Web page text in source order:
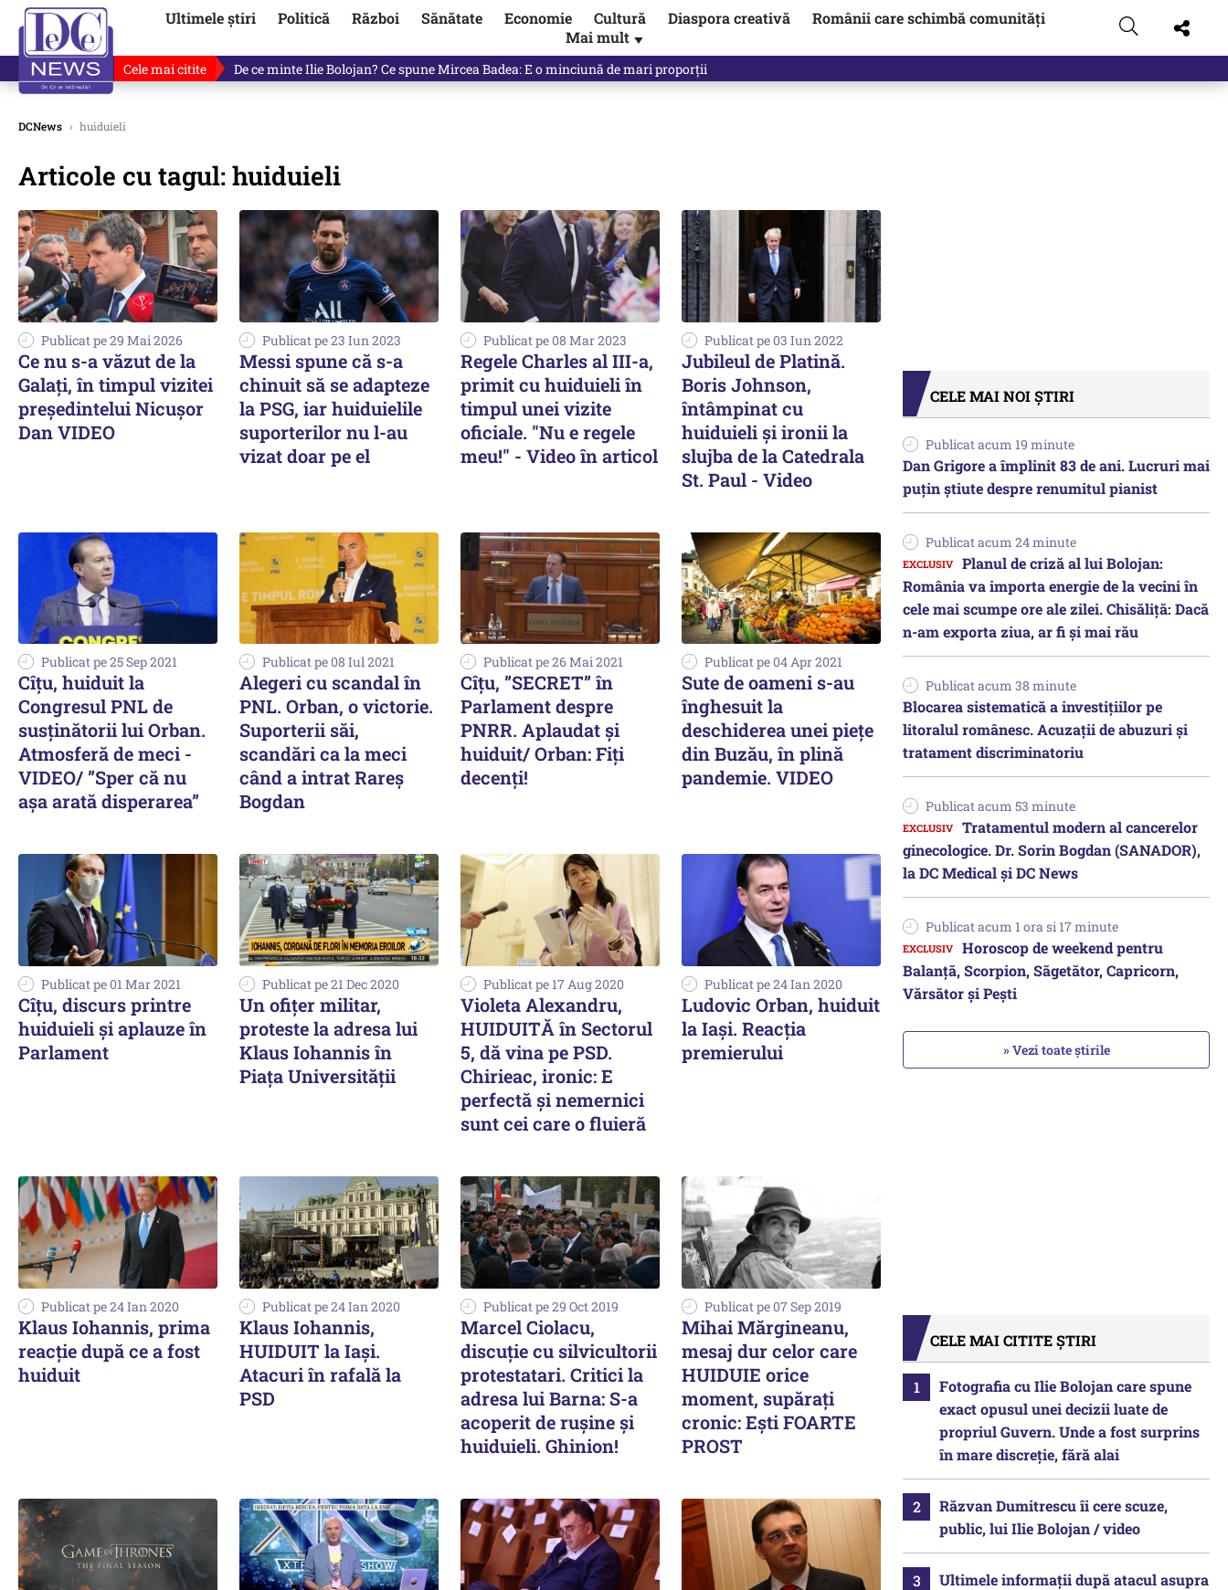
Ultimele știri Politică Război Sănătate Economie Cultură Diaspora creativă
Românii care schimbă comunități
Mai mult ▼
Cele mai citite De ce minte Ilie Bolojan? Ce spune Mircea Badea: E o minciună de mari proporții
DCNews › huiduieli
Articole cu tagul: huiduieli
Publicat pe 29 Mai 2026
Ce nu s-a văzut de la
Galați, în timpul vizitei
președintelui Nicușor
Dan VIDEO
Publicat pe 23 Iun 2023
Messi spune că s-a
chinuit să se adapteze
la PSG, iar huiduielile
suporterilor nu l-au
vizat doar pe el
Publicat pe 08 Mar 2023
Regele Charles al III-a,
primit cu huiduieli în
timpul unei vizite
oficiale. "Nu e regele
meu!" - Video în articol
Publicat pe 03 Iun 2022
Jubileul de Platină.
Boris Johnson,
întâmpinat cu
huiduieli și ironii la
slujba de la Catedrala
St. Paul - Video
Publicat pe 25 Sep 2021
Cîțu, huiduit la
Congresul PNL de
susținătorii lui Orban.
Atmosferă de meci -
VIDEO/ ”Sper că nu
așa arată disperarea”
Publicat pe 08 Iul 2021
Alegeri cu scandal în
PNL. Orban, o victorie.
Suporterii săi,
scandări ca la meci
când a intrat Rareș
Bogdan
Publicat pe 26 Mai 2021
Cîțu, ”SECRET” în
Parlament despre
PNRR. Aplaudat și
huiduit/ Orban: Fiți
decenți!
Publicat pe 04 Apr 2021
Sute de oameni s-au
înghesuit la
deschiderea unei piețe
din Buzău, în plină
pandemie. VIDEO
Publicat pe 01 Mar 2021
Cîțu, discurs printre
huiduieli și aplauze în
Parlament
Publicat pe 21 Dec 2020
Un ofiţer militar,
proteste la adresa lui
Klaus Iohannis în
Piaţa Universităţii
Publicat pe 17 Aug 2020
Violeta Alexandru,
HUIDUITĂ în Sectorul
5, dă vina pe PSD.
Chirieac, ironic: E
perfectă și nemernici
sunt cei care o fluieră
Publicat pe 24 Ian 2020
Ludovic Orban, huiduit
la Iaşi. Reacţia
premierului
Publicat pe 24 Ian 2020
Klaus Iohannis, prima
reacţie după ce a fost
huiduit
Publicat pe 24 Ian 2020
Klaus Iohannis,
HUIDUIT la Iași.
Atacuri în rafală la
PSD
Publicat pe 29 Oct 2019
Marcel Ciolacu,
discuţie cu silvicultorii
protestatari. Critici la
adresa lui Barna: S-a
acoperit de ruşine şi
huiduieli. Ghinion!
Publicat pe 07 Sep 2019
Mihai Mărgineanu,
mesaj dur celor care
HUIDUIE orice
moment, supărați
cronic: Ești FOARTE
PROST
CELE MAI NOI ȘTIRI
Publicat acum 19 minute
Dan Grigore a împlinit 83 de ani. Lucruri mai
puțin știute despre renumitul pianist
Publicat acum 24 minute
Planul de criză al lui Bolojan:
România va importa energie de la vecini în
cele mai scumpe ore ale zilei. Chisăliță: Dacă
n-am exporta ziua, ar fi și mai rău
Publicat acum 38 minute
Blocarea sistematică a investițiilor pe
litoralul românesc. Acuzații de abuzuri și
tratament discriminatoriu
Publicat acum 53 minute
Tratamentul modern al cancerelor
ginecologice. Dr. Sorin Bogdan (SANADOR),
la DC Medical și DC News
Publicat acum 1 ora si 17 minute
Horoscop de weekend pentru
Balanță, Scorpion, Săgetător, Capricorn,
Vărsător și Pești
» Vezi toate știrile
CELE MAI CITITE ȘTIRI
Fotografia cu Ilie Bolojan care spune
exact opusul unei decizii luate de
propriul Guvern. Unde a fost surprins
în mare discreție, fără alai
Răzvan Dumitrescu îi cere scuze,
public, lui Ilie Bolojan / video
Ultimele informații după atacul asupra